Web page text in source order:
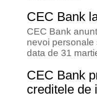
CEC Bank
CEC Bank
nevoi personale
data de 31
CEC Bank
creditele de